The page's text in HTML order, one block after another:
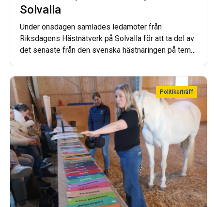
Solvalla
Under onsdagen samlades ledamöter från
Riksdagens Hästnätverk på Solvalla för att ta del av
det senaste från den svenska hästnäringen på temat
Politikerträff